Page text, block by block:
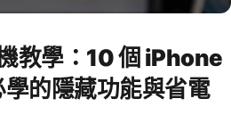
教學：10 個 iPhone
的隱藏功能與省電